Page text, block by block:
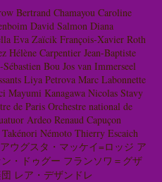
Bertrand Chamayou Caroline
David Salmon Diana
Eva Zaïcik François-Xavier Roth
Hélène Carpentier Jean-Baptiste
Sébastien Bou Jos van Immerseel
Liya Petrova Marc Labonnette
Mayumi Kanagawa Nicolas Stavy
de Paris Orchestre national de
Ardeo Renaud Capuçon
Takénori Némoto Thierry Escaich
アウグスタ・マッケイ=ロッジ ア
・ドゥグー フランソワ＝グザ
レア・デザンドレ